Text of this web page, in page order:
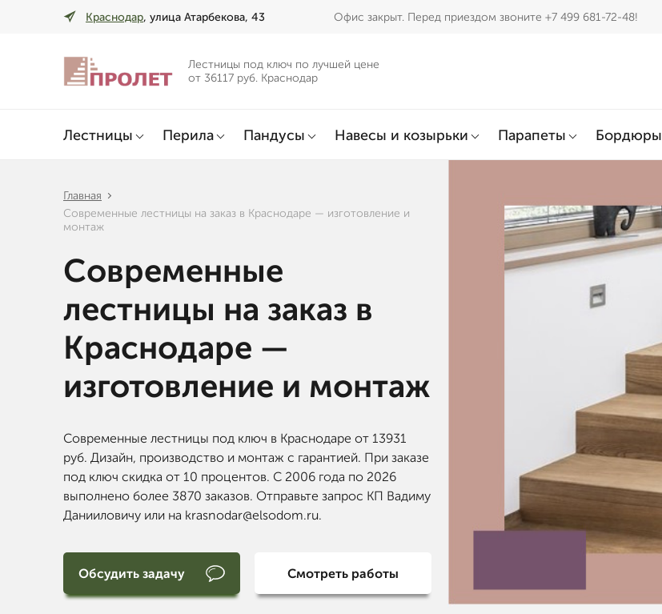
Краснодар, улица Атарбекова, 43 Офис закрыт. Перед приездом звоните +7 499 681-72-48!
Лестницы под ключ по лучшей цене
от 36117 руб. Краснодар
Лестницы Перила Пандусы Навесы и козырьки Парапеты Бордюры
Главная
Современные лестницы на заказ в Краснодаре — изготовление и
монтаж
Современные
лестницы на заказ в
Краснодаре —
изготовление и монтаж
Современные лестницы под ключ в Краснодаре от 13931
руб. Дизайн, производство и монтаж с гарантией. При заказе
под ключ скидка от 10 процентов. С 2006 года по 2026
выполнено более 3870 заказов. Отправьте запрос КП Вадиму
Данииловичу или на krasnodar@elsodom.ru.
Обсудить задачу Смотреть работы